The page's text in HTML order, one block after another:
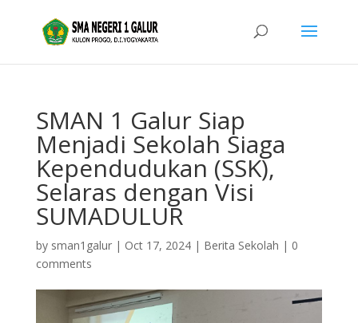
SMAN 1 Galur Siap
Menjadi Sekolah Siaga
Kependudukan (SSK),
Selaras dengan Visi
SUMADULUR
by sman1galur| Oct 17, 2024| Berita Sekolah | 0
comments